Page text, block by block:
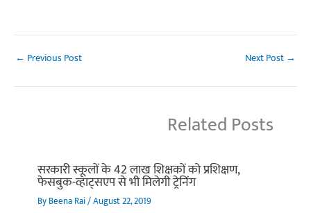
← Previous Post Next Post →
Related Posts
सरकारी स्कूलों के 42 लाख शिक्षकों को प्रशिक्षण,
फेसबुक-व्हाट्सएप से भी मिलेगी ट्रेनिंग
ByBeena Rai/August 22, 2019